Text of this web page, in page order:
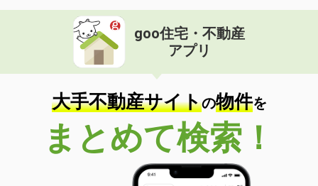
goo住宅・不動産
アプリ
大手不動産サイトの物件を
まとめて検索！